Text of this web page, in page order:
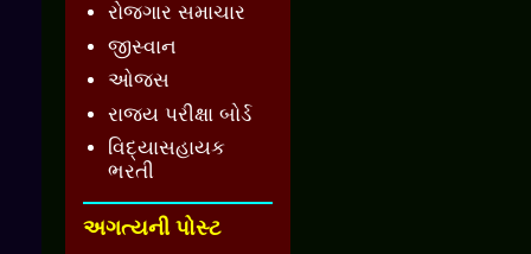
રોજગાર સમાચાર
જીસ્વાન
ઓજસ
રાજ્ય પરીક્ષા બોર્ડ
વિદ્યાસહાયક
ભરતી
અગત્યની પોસ્ટ